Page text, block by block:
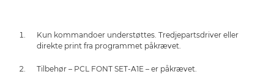
Kun kommandoer understøttes. Tredjepartsdriver eller
direkte print fra programmet påkrævet.
Tilbehør – PCL FONT SET-A1E – er påkrævet.